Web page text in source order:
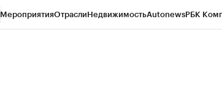
МероприятияОтраслиНедвижимостьAutonewsРБК